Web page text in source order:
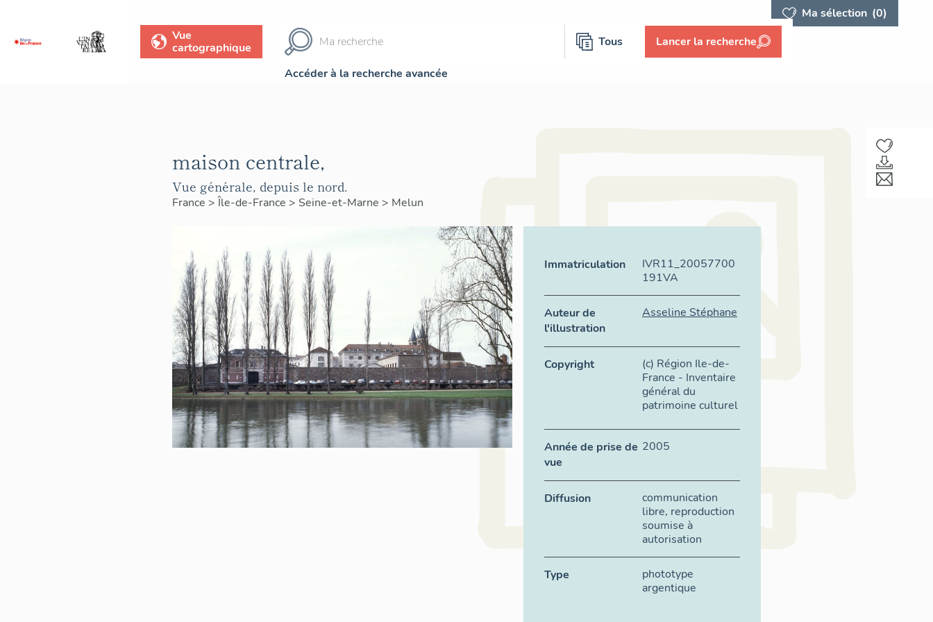
Ma sélection (0)
Vue
cartographique
Tous Lancer la recherche
Accéder à la recherche avancée
maison centrale,
Vue générale, depuis le nord.
France >Île-de-France > Seine-et-Marne > Melun
Immatriculation
IVR11_20057700
191VA
Auteur de
l'illustration
Asseline Stéphane
Copyright
(c) Région Ile-de-
France - Inventaire
général du
patrimoine culturel
Année de prise de
vue
2005
Diffusion
communication
libre, reproduction
soumise à
autorisation
Type
phototype
argentique